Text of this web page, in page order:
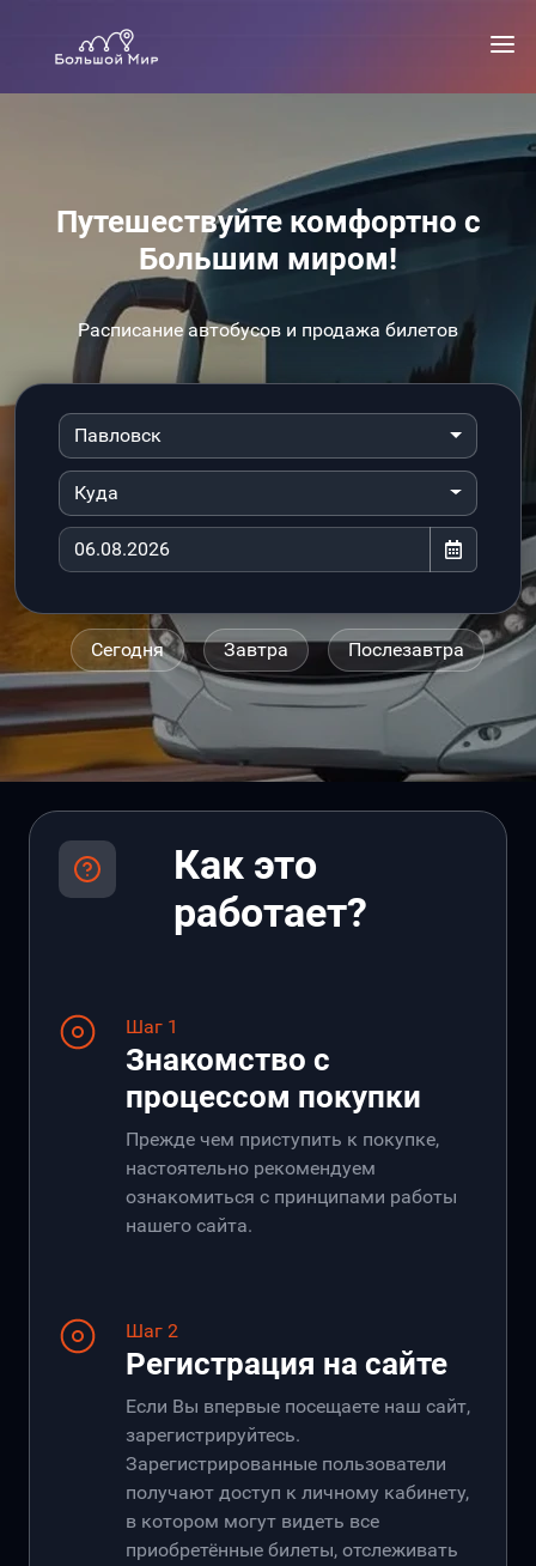
Путешествуйте комфортно с
Большим миром!
Расписание автобусов и продажа билетов
Павловск
Куда
Сегодня Завтра Послезавтра
Как это
работает?
Шаг 1
Знакомство с
процессом покупки
Прежде чем приступить к покупке,
настоятельно рекомендуем
ознакомиться с принципами работы
нашего сайта.
Шаг 2
Регистрация на сайте
Если Вы впервые посещаете наш сайт,
зарегистрируйтесь.
Зарегистрированные пользователи
получают доступ к личному кабинету,
в котором могут видеть все
приобретённые билеты, отслеживать